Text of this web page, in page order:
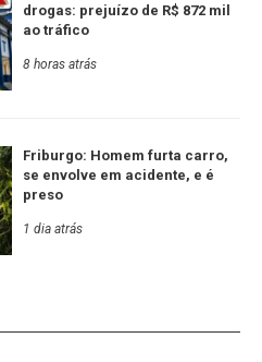
drogas: prejuízo de R$ 872 mil
ao tráfico
8 horas atrás
Friburgo: Homem furta carro,
se envolve em acidente, e é
preso
1 dia atrás